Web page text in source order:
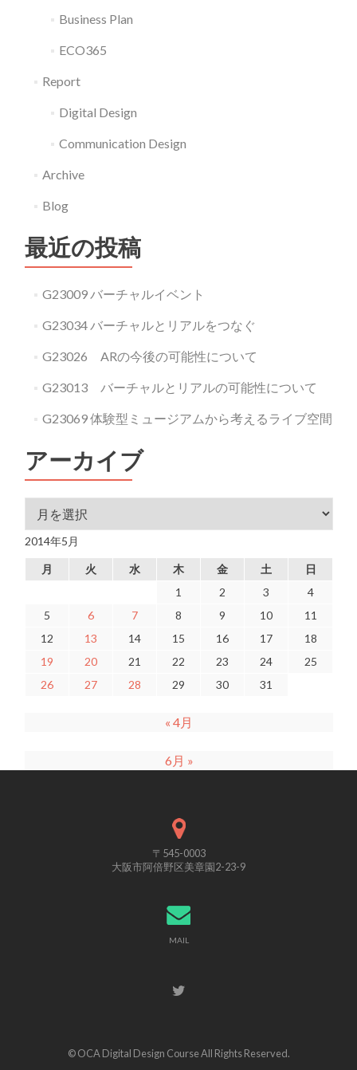
Business Plan
ECO365
Report
Digital Design
Communication Design
Archive
Blog
最近の投稿
G23009 バーチャルイベント
G23034 バーチャルとリアルをつなぐ
G23026 ARの今後の可能性について
G23013 バーチャルとリアルの可能性について
G23069 体験型ミュージアムから考えるライブ空間
アーカイブ
アーカイブ
2014年5月
月 火 水 木 金 土
日
1
2 3
4
5
6 7 8 9 10
11
12
13 14 15 16 17
18
19
20 21 22 23 24
25
26
27 28 29 30 31
« 4月
6月 »
〒545-0003
大阪市阿倍野区美章園2-23-9
MAIL
© OCA Digital Design Course All Rights Reserved.